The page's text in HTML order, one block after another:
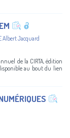
Albert Jacquard
de la CIRTA, édition
au bout du lien